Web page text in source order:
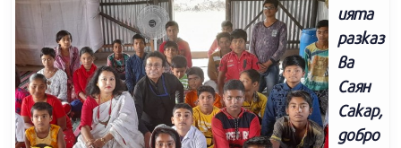
ията
разказ
ва
Саян
Сакар,
добро